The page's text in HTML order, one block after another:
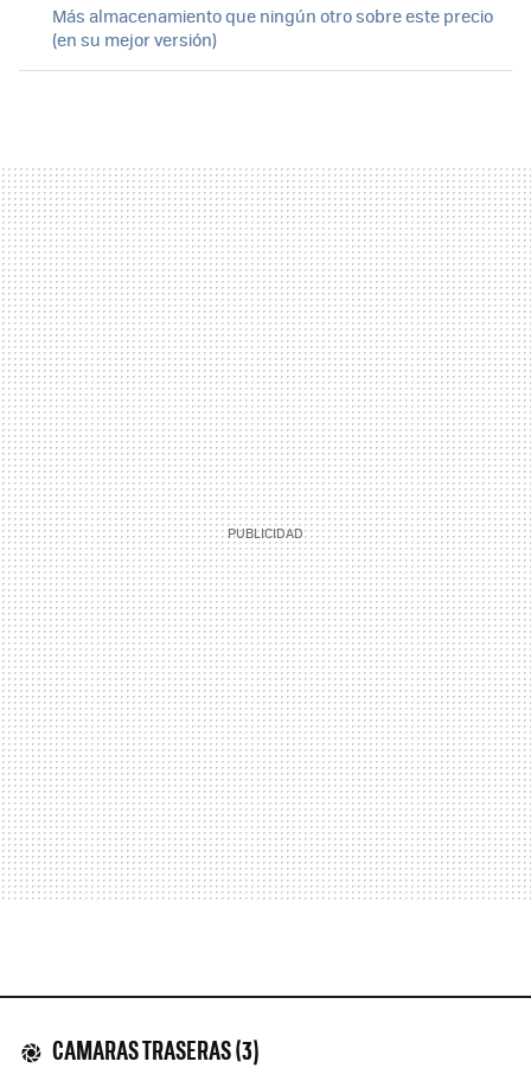
Más almacenamiento que ningún otro sobre este precio
(en su mejor versión)
CAMARAS TRASERAS (3)